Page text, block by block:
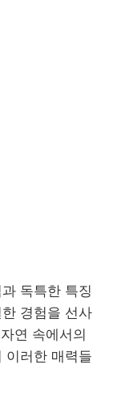
독특한 특징
경험을 선사
연 속에서의
이러한 매력들